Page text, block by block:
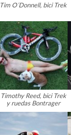
Tim O´Donnell, bici Trek
Timothy Reed, bici Trek
y ruedas Bontrager